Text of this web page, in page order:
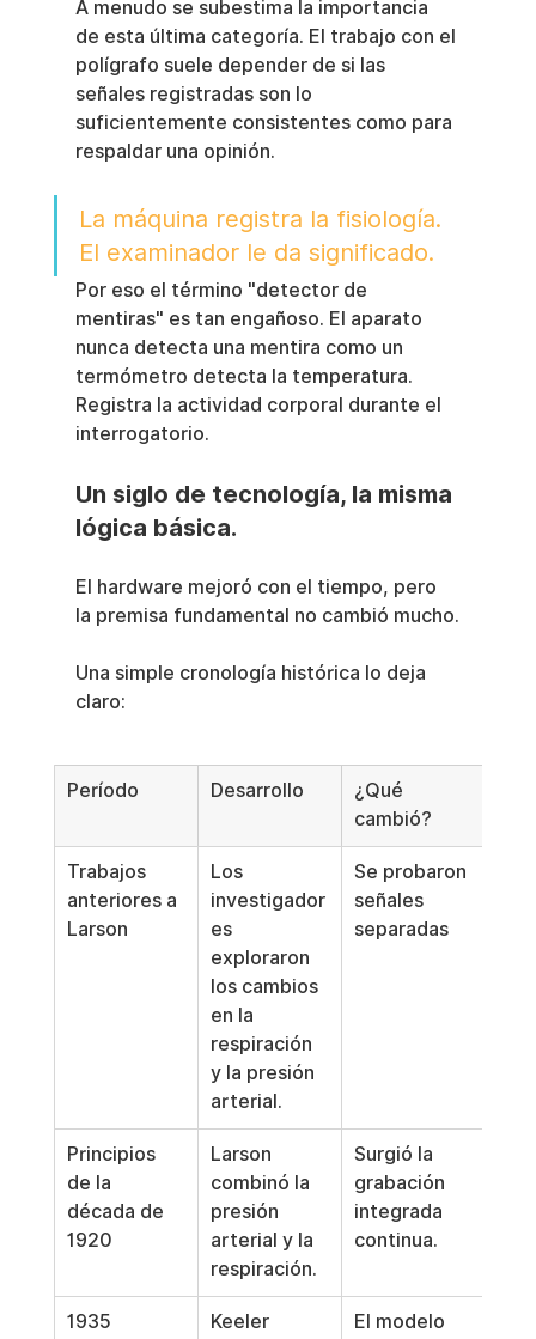
A menudo se subestima la importancia
de esta última categoría. El trabajo con el
polígrafo suele depender de si las
señales registradas son lo
suficientemente consistentes como para
respaldar una opinión.
La máquina registra la fisiología.
El examinador le da significado.
Por eso el término "detector de
mentiras" es tan engañoso. El aparato
nunca detecta una mentira como un
termómetro detecta la temperatura.
Registra la actividad corporal durante el
interrogatorio.
Un siglo de tecnología, la misma
lógica básica.
El hardware mejoró con el tiempo, pero
la premisa fundamental no cambió mucho.
Una simple cronología histórica lo deja
claro:
Período Desarrollo
¿Qué
cambió?
Trabajos
anteriores a
Larson
Los
investigador
es
exploraron
los cambios
en la
respiración
y la presión
arterial.
Se probaron
señales
separadas
Principios
de la
década de
1920
Larson
combinó la
presión
arterial y la
respiración.
Surgió la
grabación
integrada
continua.
1935 Keeler El modelo